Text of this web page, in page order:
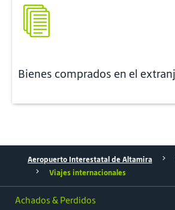
Bienes comprados en el
Aeropuerto Interestatal de Altamira
Viajes internacionales
Achados & Perdidos